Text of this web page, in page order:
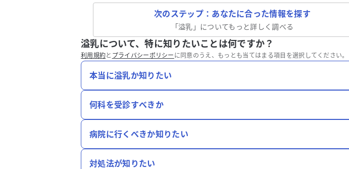
次のステップ：あなたに合った情報を探す
「溢乳 」についてもっと詳しく調べる
溢乳について、特に知りたいことは何ですか？
利用規約と プライバシーポリシー に同意のうえ、もっとも当てはまる項目を選択してください。
本当に溢乳か知りたい
何科を受診すべきか
病院に行くべきか知りたい
対処法が知りたい